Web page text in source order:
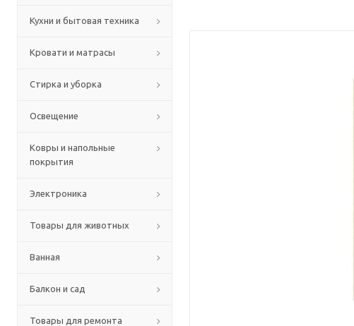
Кухни и бытовая техника
Кровати и матрасы
Стирка и уборка
Освещение
Ковры и напольные
покрытия
Электроника
Товары для животных
Ванная
Балкон и сад
Товары для ремонта